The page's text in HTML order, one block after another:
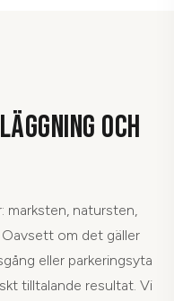
OCH
marksten, natursten,
om det gäller
eller parkeringsyta
tilltalande resultat. Vi